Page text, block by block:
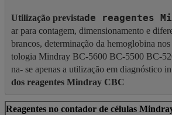
Utilização previstade reagentes
ar para contagem, dimensionamento e
brancos, determinação da hemoglobina nos
tologia Mindray BC-5600 BC-5500 BC-
na- se apenas a utilização em diagnóstico
dos reagentes Mindray CBC
Reagentes no contador de células